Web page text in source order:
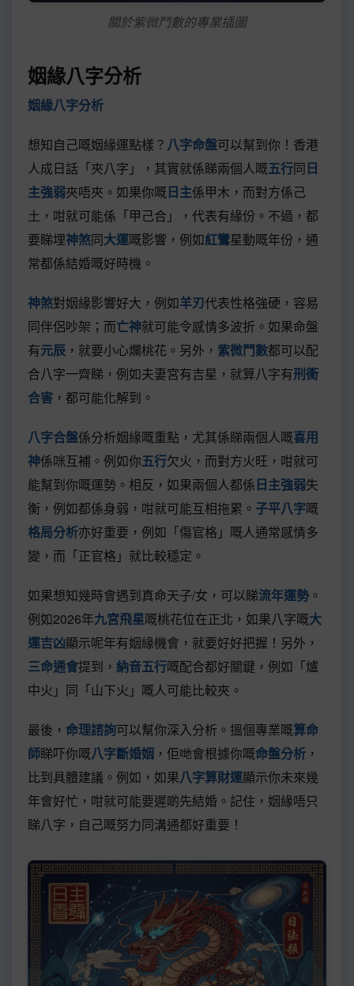
關於紫微鬥數的專業插圖
姻緣八字分析
姻緣八字分析
想知自己嘅姻緣運點樣？ 八字命盤可以幫到你！香港
人成日話「夾八字」，其實就係睇兩個人嘅五行同日
主強弱夾唔夾。如果你嘅日主係甲木，而對方係己
土，咁就可能係「甲己合」，代表有緣份。不過，都
要睇埋神煞同大運嘅影響，例如紅鸞星動嘅年份，通
常都係結婚嘅好時機。
神煞對姻緣影響好大，例如羊刃代表性格強硬，容易
同伴侶吵架；而亡神就可能令感情多波折。如果命盤
有元辰 ，就要小心爛桃花。另外， 紫微鬥數都可以配
合八字一齊睇，例如夫妻宮有吉星，就算八字有刑衝
合害 ，都可能化解到。
八字合盤係分析姻緣嘅重點，尤其係睇兩個人嘅喜用
神係咪互補。例如你五行欠火，而對方火旺，咁就可
能幫到你嘅運勢。相反，如果兩個人都係日主強弱失
衡，例如都係身弱，咁就可能互相拖累。 子平八字嘅
格局分析亦好重要，例如「傷官格」嘅人通常感情多
變，而「正官格」就比較穩定。
如果想知幾時會遇到真命天子/女，可以睇流年運勢 。
例如2026年九宮飛星嘅桃花位在正北，如果八字嘅大
運吉凶顯示呢年有姻緣機會，就要好好把握！另外，
三命通會提到， 納音五行嘅配合都好關鍵，例如「爐
中火」同「山下火」嘅人可能比較夾。
最後， 命理諮詢可以幫你深入分析。搵個專業嘅算命
師睇吓你嘅八字斷婚姻 ，佢哋會根據你嘅命盤分析 ，
比到具體建議。例如，如果八字算財運顯示你未來幾
年會好忙，咁就可能要遲啲先結婚。記住，姻緣唔只
睇八字，自己嘅努力同溝通都好重要！